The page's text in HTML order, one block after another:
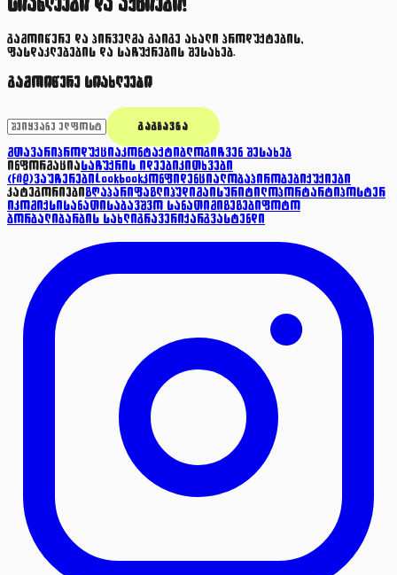
სიახლეები და აქციები!
გამოიწერე და პირველმა გაიგე ახალი პროდუქტების,
ფასდაკლებების და საჩუქრების შესახებ.
გამოიწერე სიახლეები
ᲒᲐᲒᲖᲐᲕᲜᲐ
მთავარი პროდუქციაკონტაქტი ბლოგი ჩვენ შესახებ
ინფორმაციასაჩუქრის იდეები კითხვები
(FAQ)ვაუჩერები Lookbookკონფიდენციალობაპირობები ქუქიები
კატეგორიები ზღაპარი ფაზლი ჰუდი მაისური ტილო პორტარტი პოსტერ
ი კომიქსი სანათი საბავშვო სანათი მიზეზები ფოტო
ბორბალი ბარბის სახლი გრავერი ქარგვასტენდი